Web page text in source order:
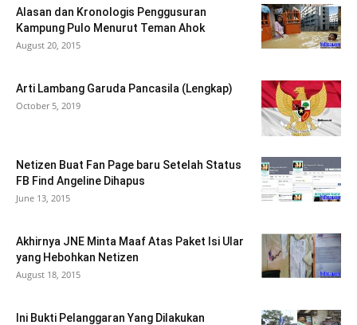
Alasan dan Kronologis Penggusuran
Kampung Pulo Menurut Teman Ahok
August 20, 2015
Arti Lambang Garuda Pancasila (Lengkap)
October 5, 2019
Netizen Buat Fan Page baru Setelah Status
FB Find Angeline Dihapus
June 13, 2015
Akhirnya JNE Minta Maaf Atas Paket Isi Ular
yang Hebohkan Netizen
August 18, 2015
Ini Bukti Pelanggaran Yang Dilakukan